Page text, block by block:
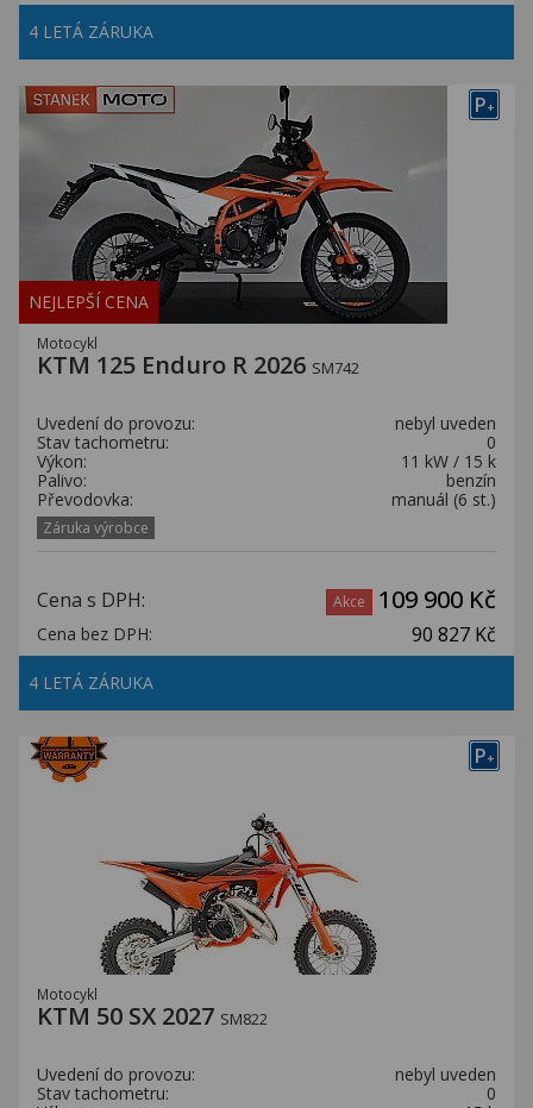
4 LETÁ ZÁRUKA
P+
NEJLEPŠÍ CENA
Motocykl
KTM 125 Enduro R 2026 SM742
Uvedení do provozu:
nebyl uveden
Stav tachometru:
0
Výkon:
11 kW / 15 k
Palivo:
benzín
Převodovka:
manuál (6 st.)
Záruka výrobce
Cena s DPH: Akce 109 900 Kč
Cena bez DPH: 90 827 Kč
4 LETÁ ZÁRUKA
P+
Motocykl
KTM 50 SX 2027 SM822
Uvedení do provozu:
nebyl uveden
Stav tachometru:
0